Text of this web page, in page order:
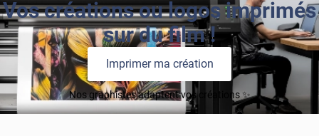
Vos créations ou logos imprimés
sur du film !
Imprimer ma création
Nos graphistes adaptent vos créations ✨